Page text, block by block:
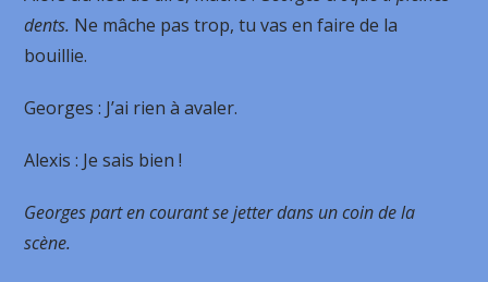
dents. Ne mâche pas trop, tu vas en faire de la
bouillie.
Georges : J’ai rien à avaler.
Alexis : Je sais bien !
Georges part en courant se jetter dans un coin de la
scène.